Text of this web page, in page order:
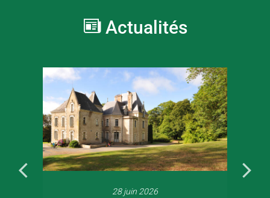
Actualités
28 juin 2026